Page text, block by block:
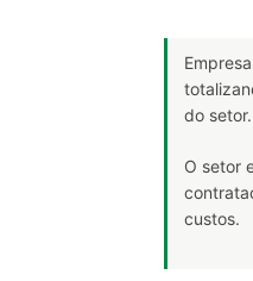
do setor.
O setor
custos.